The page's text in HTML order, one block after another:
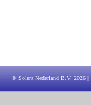
© Solera Nederland B.V. 2026 |